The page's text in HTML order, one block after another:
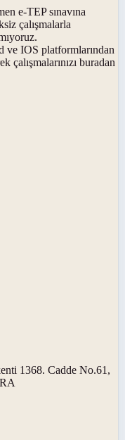
e-TEP sınavına
çalışmalarla
ve IOS platformlarından
çalışmalarınızı buradan
1368. Cadde No.61,